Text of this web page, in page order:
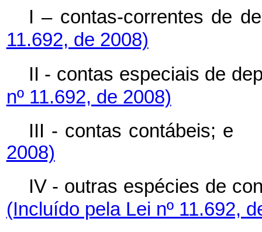
I – contas-correntes de
11.692, de 2008)
II - contas especiais
nº 11.692, de 2008)
III - contas
2008)
IV - outras espécies de
(Incluído pela Lei nº 11.692,